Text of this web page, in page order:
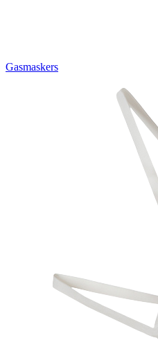
Gasmaskers